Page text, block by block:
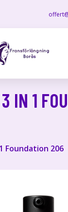
IN 1
Foundation 206